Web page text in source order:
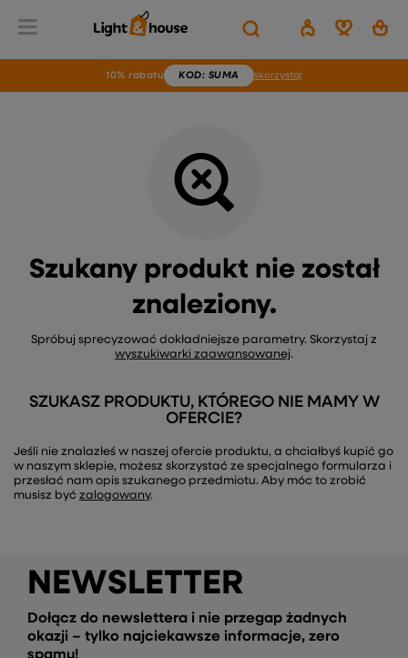
10% rabatu KOD: SUMA skorzystaj
Home Brak produktu
Szukany produkt nie został
znaleziony.
Spróbuj sprecyzować dokładniejsze parametry. Skorzystaj z
wyszukiwarki zaawansowanej.
SZUKASZ PRODUKTU, KTÓREGO NIE MAMY W
OFERCIE?
Jeśli nie znalazłeś w naszej ofercie produktu, a chciałbyś kupić go
w naszym sklepie, możesz skorzystać ze specjalnego formularza i
przesłać nam opis szukanego przedmiotu. Aby móc to zrobić
musisz być zalogowany.
NEWSLETTER
Dołącz do newslettera i nie przegap żadnych
okazji – tylko najciekawsze informacje, zero